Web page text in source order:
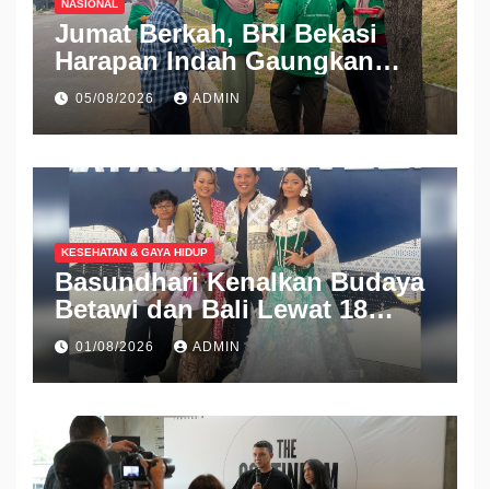
NASIONAL
Jumat Berkah, BRI Bekasi
Harapan Indah Gaungkan
Semangat Berbagi
05/08/2026 ADMIN
KESEHATAN & GAYA HIDUP
Basundhari Kenalkan Budaya
Betawi dan Bali Lewat 18
Koleksi Ready to Wear di IFW
2026
01/08/2026 ADMIN